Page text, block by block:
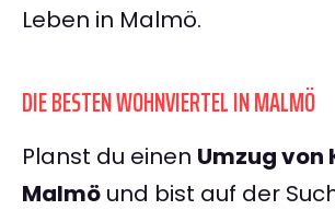
Leben in Malmö.
DIE BESTEN WOHNVIERTEL IN MALMÖ
Planst du einen Umzug von
Malmö und bist auf der